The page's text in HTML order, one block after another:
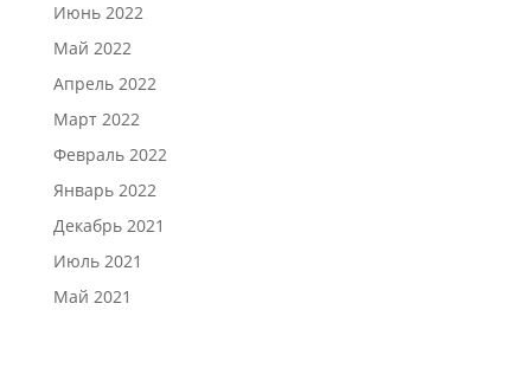
Июнь 2022
Май 2022
Апрель 2022
Март 2022
Февраль 2022
Январь 2022
Декабрь 2021
Июль 2021
Май 2021